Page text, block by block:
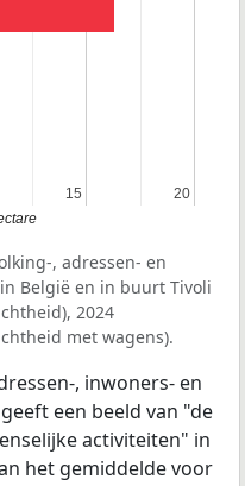
15
15 20
20
, adressen- en
België en in buurt Tivoli
2024
met wagens).
, inwoners- en
een beeld van "de
activiteiten" in
het gemiddelde voor